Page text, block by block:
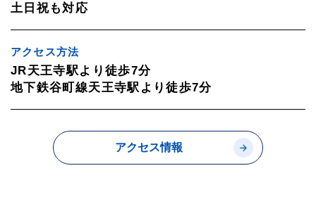
土日祝も対応
アクセス方法
JR天王寺駅より徒歩7分
地下鉄谷町線天王寺駅より徒歩7分
アクセス情報